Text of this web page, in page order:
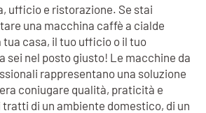
ufficio e ristorazione. Se stai
una macchina caffè a cialde
tua casa, il tuo ufficio o il tuo
sei nel posto giusto! Le macchine da
rappresentano una soluzione
coniugare qualità, praticità e
tratti di un ambiente domestico, di un